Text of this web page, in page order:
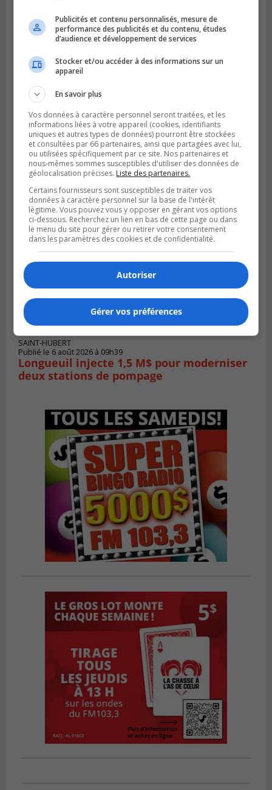
GREENFIELD PARK
Publié le 6 août 2026 à 13h45
Greenfield Park veut s’armer contre les
fortes
pluies
SAINT-HUBERT
Publié le 6 août 2026 à 09h39
Longueuil injecte 1,5 M$ pour moderniser
deux stations de pompage
Publicités et contenu personnalisés, mesure de
performance des publicités et du contenu, études
d’audience et développement de services
Stocker et/ou accéder à des informations sur un
appareil
En savoir plus
Vos données à caractère personnel seront traitées, et les
informations liées à votre appareil (cookies, identifiants
uniques et autres types de données) pourront être stockées
et consultées par 66 partenaires, ainsi que partagées avec lui,
ou utilisées spécifiquement par ce site. Nos partenaires et
nous-mêmes sommes susceptibles d'utiliser des données de
géolocalisation précises. Liste des partenaires.
Certains fournisseurs sont susceptibles de traiter vos
données à caractère personnel sur la base de l'intérêt
légitime. Vous pouvez vous y opposer en gérant vos options
ci-dessous. Recherchez un lien en bas de cette page ou dans
le menu du site pour gérer ou retirer votre consentement
dans les paramètres des cookies et de confidentialité.
Autoriser
Gérer vos préférences